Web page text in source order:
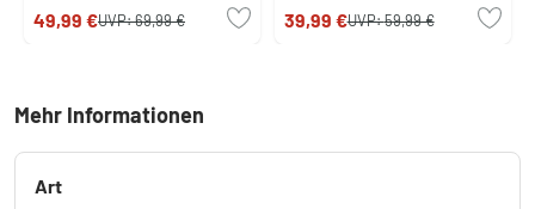
49,99 €UVP:69,99 € 39,99 €UVP:59,99 €
Mehr Informationen
Art